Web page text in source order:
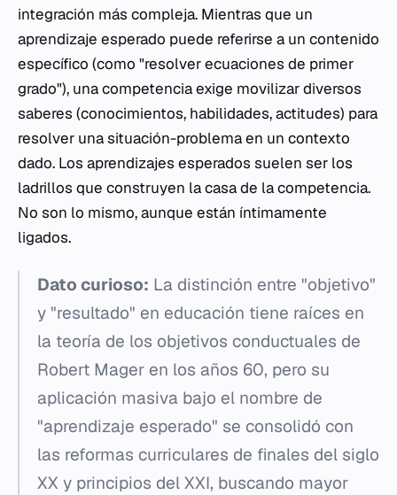
integración más compleja. Mientras que un
aprendizaje esperado puede referirse a un contenido
específico (como "resolver ecuaciones de primer
grado"), una competencia exige movilizar diversos
saberes (conocimientos, habilidades, actitudes) para
resolver una situación-problema en un contexto
dado. Los aprendizajes esperados suelen ser los
ladrillos que construyen la casa de la competencia.
No son lo mismo, aunque están íntimamente
ligados.
Dato curioso: La distinción entre "objetivo"
y "resultado" en educación tiene raíces en
la teoría de los objetivos conductuales de
Robert Mager en los años 60, pero su
aplicación masiva bajo el nombre de
"aprendizaje esperado" se consolidó con
las reformas curriculares de finales del siglo
XX y principios del XXI, buscando mayor